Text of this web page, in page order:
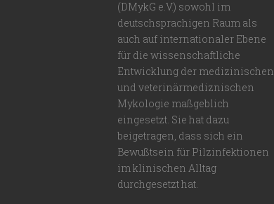
(DMykG e.V.) sowohl im
deutschsprachigen Raum als
auch auf internationaler Ebene
für die wissenschaftliche
Entwicklung der medizinischen
und veterinärmediznischen
Mykologie maßgeblich
eingesetzt. Sie hat dazu
beigetragen, dass sich ein
Bewußtsein für Pilzinfektionen
im klinischen Alltag
durchgesetzt hat.